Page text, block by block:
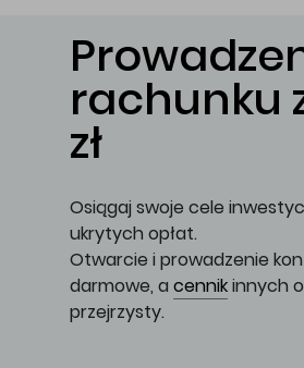
rachunku
zł
Osiągaj swoje cele
ukrytych opłat.
Otwarcie i prowadzenie
darmowe, a cennikinnych
przejrzysty.